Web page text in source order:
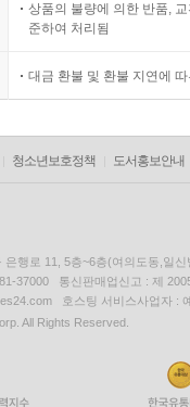
상품의 불량에 의한 반품,
준하여 처리됨
대금 환불 및 환불 지연에
청소년보호정책 도서홍보안내
은행로 11, 5층~6층(여의도동,일신
37000 통신판매업신고 : 제
호스팅 서비스사업자 :
All Rights Reserved.